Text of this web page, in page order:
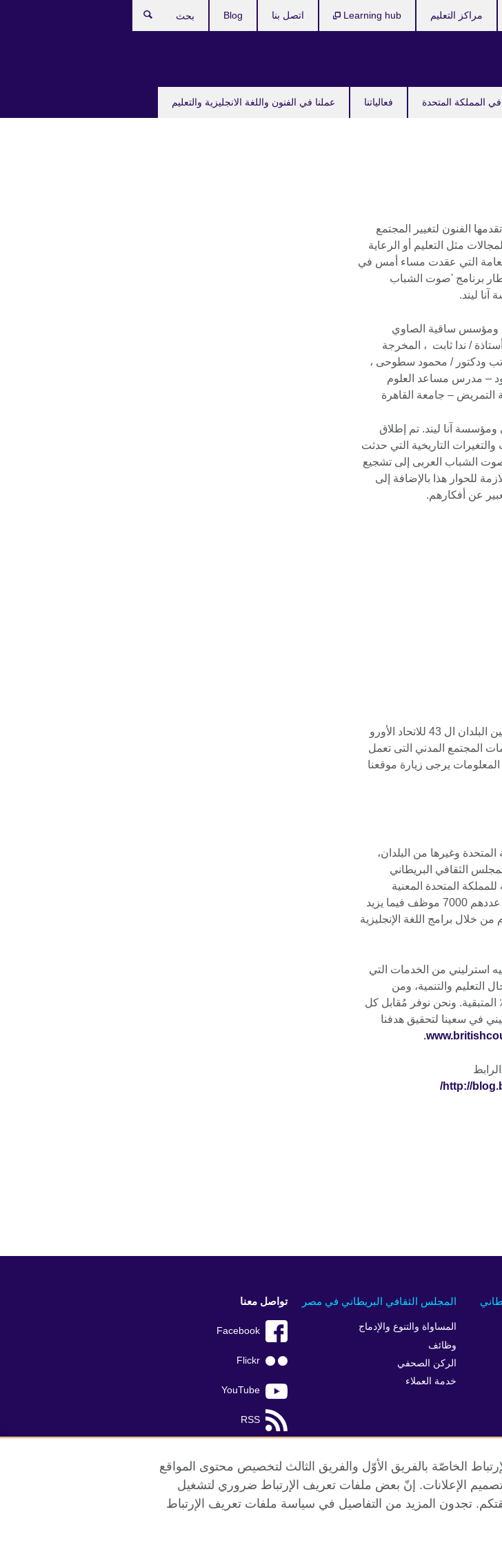
المملكة المتحدة فعالياتنا عملنا في الفنون واللغة الانجليزية والتعليم
مراكز التعليم Learning hub اتصل بنا Blog
الفنون لتغيير المجتمع
مثل التعليم أو الرعاية
العامة التي عقدت مساء أمس في
برنامج 'صوت الشباب
ليند.
ومؤسس ساقية الصاوي
/ ندا ثابت ، المخرجة
ودكتور / محمود سطوحى ،
– مدرس مساعد العلوم
– جامعة القاهرة
آنا ليند. تم إطلاق
للأحداث والتغيرات التاريخية التي حدثت
صوت الشباب العربى إلى تشجيع
للحوار هذا بالإضافة إلى
عن أفكارهم.
تعتبر مؤسسة آنا ليند، و التى أنشئت عام 2005، مؤسسة مشتركة بين البلدان ال 43 للاتحاد الأورو
من 3000 منظمة من منظمات المجتمع المدني التى تعمل
يرجى زيارة موقعنا
وغيرها من البلدان،
الثقافي البريطاني
المتحدة المعنية
بالفرص التعليمية والعلاقات الثقافية. ويعمل موظفو المجلس البالغ عددهم 7000 موظف فيما يزيد
من خلال برامج اللغة الإنجليزية
عائداتنا السنوية البالغة 739 مليون جنيه استرليني من الخدمات التي
التعليم والتنمية، ومن
وتوفر المنحة المقدمة من الحكومة البريطانية نسبة 25٪ المتبقية. ونحن نوفر مُقابل كل
الأساسي ما يزيد عن 3 جنيه إسترليني في سعينا لتحقيق هدفنا
.
http://
/
المجلس الثقافي البريطاني في مصر
المساواة والتنوع والإدماج
وظائف
الركن الصحفي
خدمة العملاء
تواصل معنا
Facebook
Flickr
YouTube
RSS
الخاصّة بالفريق الأوّل والفريق الثالث لتخصيص محتوى المواقع
وتصميم الإعلانات. إنّ بعض ملفات تعريف الإرتباط ضروري لتشغيل
تجدون المزيد من التفاصيل في سياسة ملفات تعريف الإرتباط